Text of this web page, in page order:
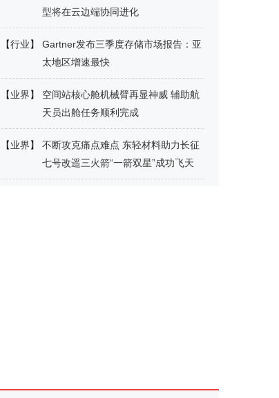
型将在云边端协同进化
【行业】
Gartner发布三季度存储市场报告：亚
太地区增速最快
【业界】
空间站核心舱机械臂再显神威 辅助航
天员出舱任务顺利完成
【业界】
不断攻克痛点难点 东轻材料助力长征
七号改遥三火箭“一箭双星”成功飞天